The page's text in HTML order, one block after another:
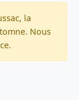
la
Nous